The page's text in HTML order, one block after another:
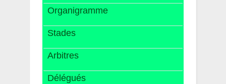
Organigramme
Stades
Arbitres
Délégués